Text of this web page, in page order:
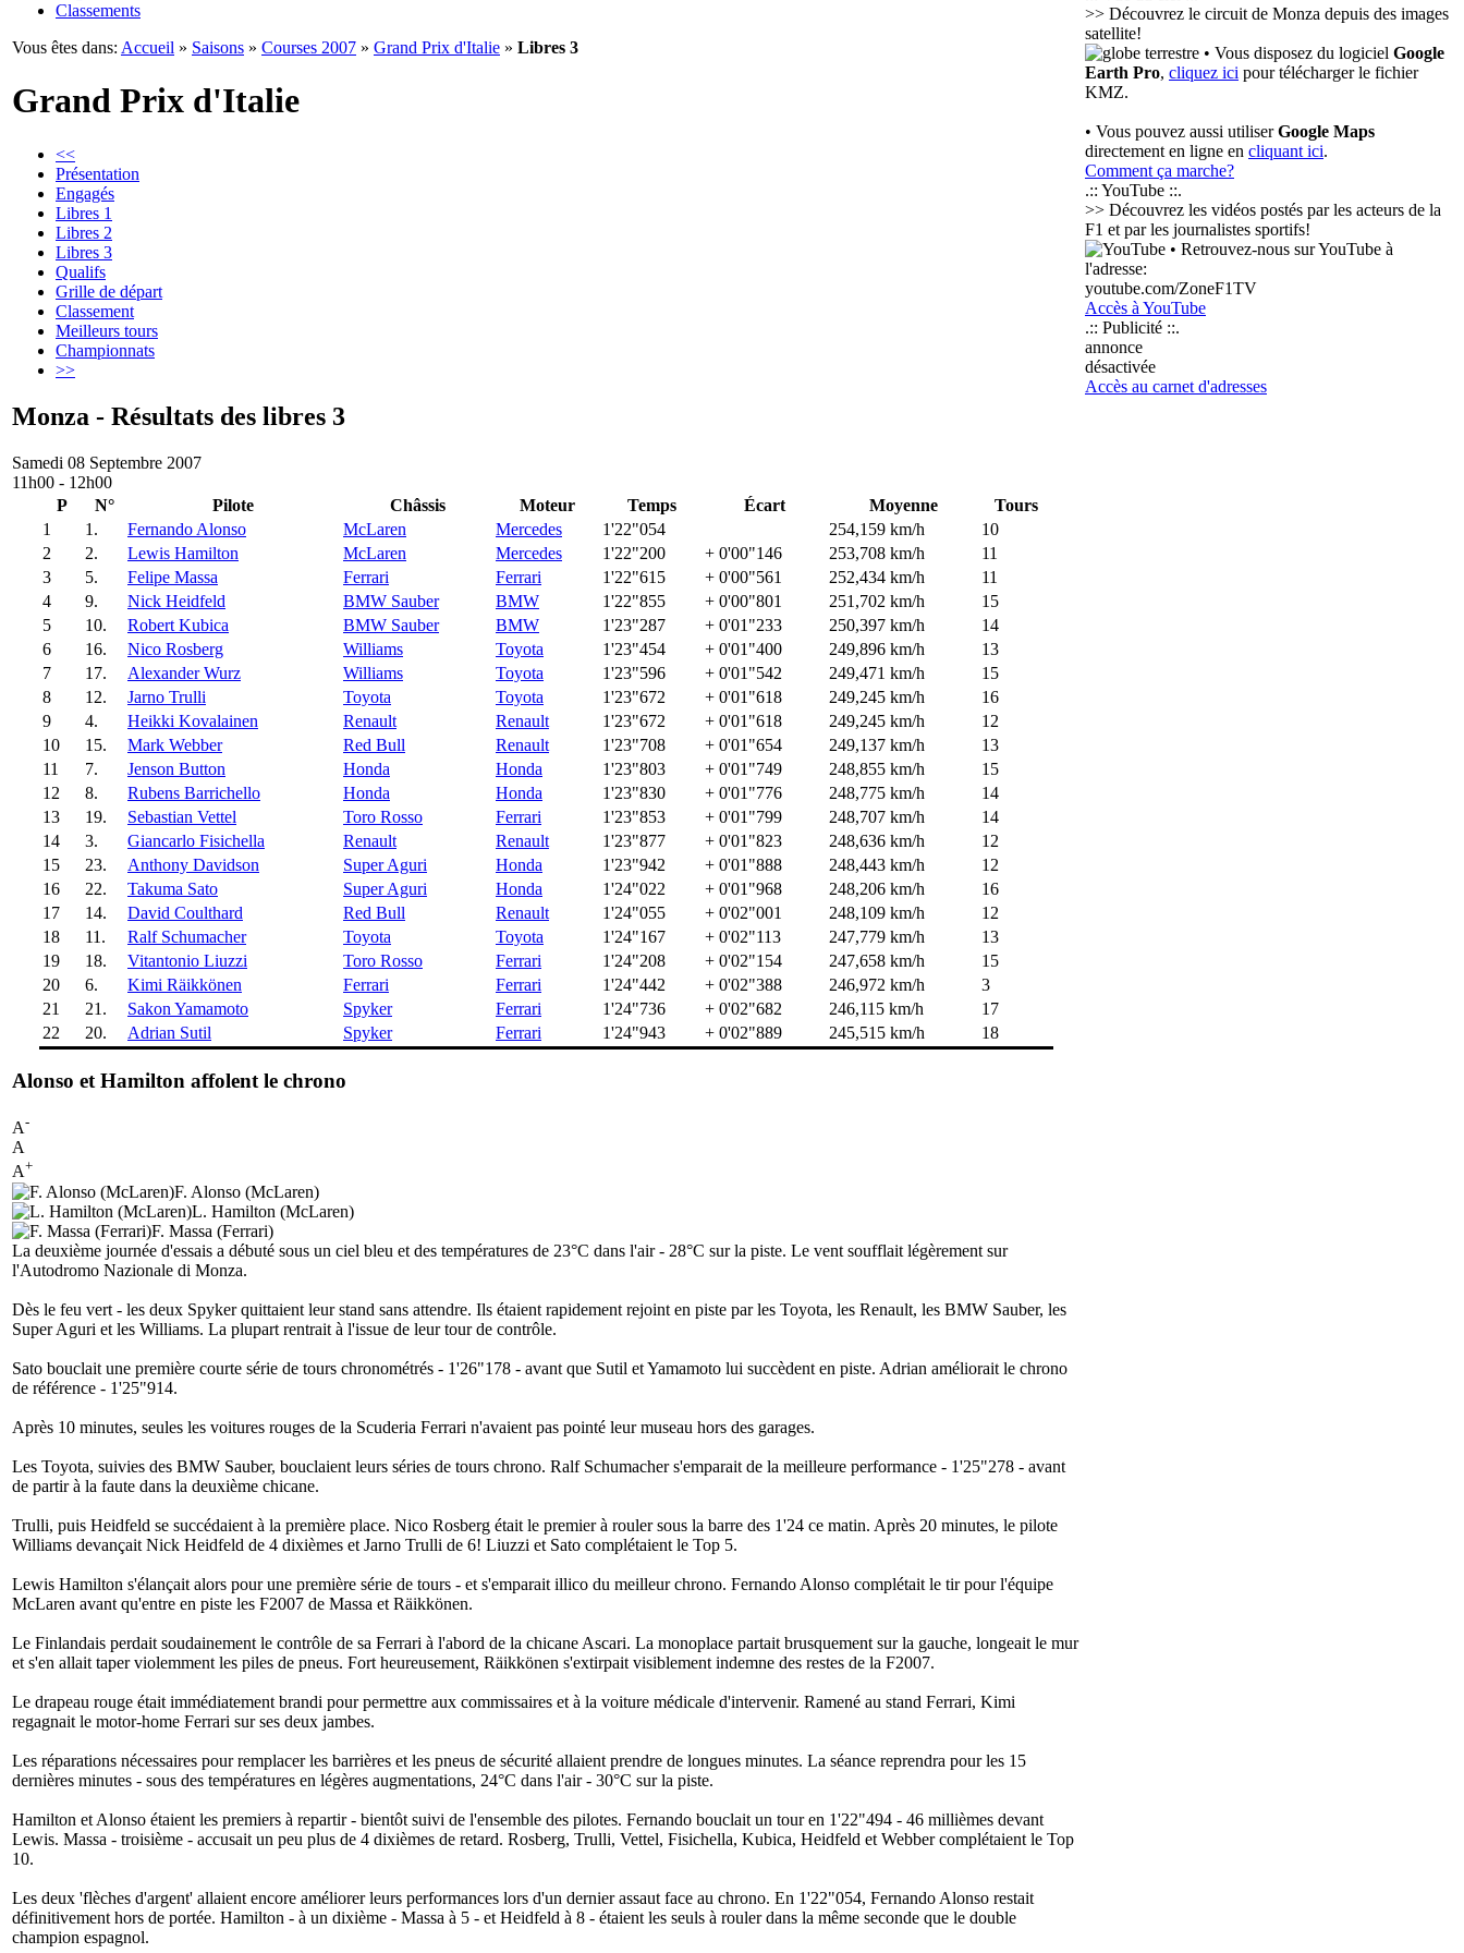
Classements
Vous êtes dans: Accueil » Saisons » Courses 2007 » Grand Prix d'Italie » Libres 3
Grand Prix d'Italie
<<
Présentation
Engagés
Libres 1
Libres 2
Libres 3
Qualifs
Grille de départ
Classement
Meilleurs tours
Championnats
>>
Monza - Résultats des libres 3
Samedi 08 Septembre 2007
11h00 - 12h00
P
N° Pilote Châssis Moteur Temps Écart Moyenne
Tours
1
1. Fernando Alonso McLaren Mercedes 1'22"054 254,159 km/h
10
2
2. Lewis Hamilton McLaren Mercedes 1'22"200 + 0'00"146 253,708 km/h
11
3
5. Felipe Massa Ferrari Ferrari 1'22"615 + 0'00"561 252,434 km/h
11
4
9. Nick Heidfeld BMW Sauber BMW 1'22"855 + 0'00"801 251,702 km/h
15
5
10. Robert Kubica BMW Sauber BMW 1'23"287 + 0'01"233 250,397 km/h
14
6
16. Nico Rosberg Williams Toyota 1'23"454 + 0'01"400 249,896 km/h
13
7
17. Alexander Wurz Williams Toyota 1'23"596 + 0'01"542 249,471 km/h
15
8
12. Jarno Trulli Toyota Toyota 1'23"672 + 0'01"618 249,245 km/h
16
9
4. Heikki Kovalainen Renault Renault 1'23"672 + 0'01"618 249,245 km/h
12
10
15. Mark Webber Red Bull Renault 1'23"708 + 0'01"654 249,137 km/h
13
11
7. Jenson Button Honda Honda 1'23"803 + 0'01"749 248,855 km/h
15
12
8. Rubens Barrichello Honda Honda 1'23"830 + 0'01"776 248,775 km/h
14
13
19. Sebastian Vettel Toro Rosso Ferrari 1'23"853 + 0'01"799 248,707 km/h
14
14
3. Giancarlo Fisichella Renault Renault 1'23"877 + 0'01"823 248,636 km/h
12
15
23. Anthony Davidson Super Aguri Honda 1'23"942 + 0'01"888 248,443 km/h
12
16
22. Takuma Sato Super Aguri Honda 1'24"022 + 0'01"968 248,206 km/h
16
17
14. David Coulthard Red Bull Renault 1'24"055 + 0'02"001 248,109 km/h
12
18
11. Ralf Schumacher Toyota Toyota 1'24"167 + 0'02"113 247,779 km/h
13
19
18. Vitantonio Liuzzi Toro Rosso Ferrari 1'24"208 + 0'02"154 247,658 km/h
15
20
6. Kimi Räikkönen Ferrari Ferrari 1'24"442 + 0'02"388 246,972 km/h
3
21
21. Sakon Yamamoto Spyker Ferrari 1'24"736 + 0'02"682 246,115 km/h
17
22
20. Adrian Sutil Spyker Ferrari 1'24"943 + 0'02"889 245,515 km/h 18
Alonso et Hamilton affolent le chrono
A-
A
A+
F. Alonso (McLaren)
L. Hamilton (McLaren)
F. Massa (Ferrari)
La deuxième journée d'essais a débuté sous un ciel bleu et des températures de 23°C dans l'air - 28°C sur la piste. Le vent soufflait légèrement sur
l'Autodromo Nazionale di Monza.
Dès le feu vert - les deux Spyker quittaient leur stand sans attendre. Ils étaient rapidement rejoint en piste par les Toyota, les Renault, les BMW Sauber, les
Super Aguri et les Williams. La plupart rentrait à l'issue de leur tour de contrôle.
Sato bouclait une première courte série de tours chronométrés - 1'26"178 - avant que Sutil et Yamamoto lui succèdent en piste. Adrian améliorait le chrono
de référence - 1'25"914.
Après 10 minutes, seules les voitures rouges de la Scuderia Ferrari n'avaient pas pointé leur museau hors des garages.
Les Toyota, suivies des BMW Sauber, bouclaient leurs séries de tours chrono. Ralf Schumacher s'emparait de la meilleure performance - 1'25"278 - avant
de partir à la faute dans la deuxième chicane.
Trulli, puis Heidfeld se succédaient à la première place. Nico Rosberg était le premier à rouler sous la barre des 1'24 ce matin. Après 20 minutes, le pilote
Williams devançait Nick Heidfeld de 4 dixièmes et Jarno Trulli de 6! Liuzzi et Sato complétaient le Top 5.
Lewis Hamilton s'élançait alors pour une première série de tours - et s'emparait illico du meilleur chrono. Fernando Alonso complétait le tir pour l'équipe
McLaren avant qu'entre en piste les F2007 de Massa et Räikkönen.
Le Finlandais perdait soudainement le contrôle de sa Ferrari à l'abord de la chicane Ascari. La monoplace partait brusquement sur la gauche, longeait le mur
et s'en allait taper violemment les piles de pneus. Fort heureusement, Räikkönen s'extirpait visiblement indemne des restes de la F2007.
Le drapeau rouge était immédiatement brandi pour permettre aux commissaires et à la voiture médicale d'intervenir. Ramené au stand Ferrari, Kimi
regagnait le motor-home Ferrari sur ses deux jambes.
Les réparations nécessaires pour remplacer les barrières et les pneus de sécurité allaient prendre de longues minutes. La séance reprendra pour les 15
dernières minutes - sous des températures en légères augmentations, 24°C dans l'air - 30°C sur la piste.
Hamilton et Alonso étaient les premiers à repartir - bientôt suivi de l'ensemble des pilotes. Fernando bouclait un tour en 1'22"494 - 46 millièmes devant
Lewis. Massa - troisième - accusait un peu plus de 4 dixièmes de retard. Rosberg, Trulli, Vettel, Fisichella, Kubica, Heidfeld et Webber complétaient le Top
10.
Les deux 'flèches d'argent' allaient encore améliorer leurs performances lors d'un dernier assaut face au chrono. En 1'22"054, Fernando Alonso restait
définitivement hors de portée. Hamilton - à un dixième - Massa à 5 - et Heidfeld à 8 - étaient les seuls à rouler dans la même seconde que le double
champion espagnol.
>> Découvrez le circuit de Monza depuis des images
satellite!
• Vous disposez du logiciel Google
Earth Pro, cliquez ici pour télécharger le fichier
KMZ.
• Vous pouvez aussi utiliserGoogle Maps
directement en ligne en cliquant ici.
Comment ça marche?
.:: YouTube ::.
>> Découvrez les vidéos postés par les acteurs de la
F1 et par les journalistes sportifs!
• Retrouvez-nous sur YouTube à
l'adresse:
youtube.com/ZoneF1TV
Accès à YouTube
.:: Publicité ::.
annonce
désactivée
Accès au carnet d'adresses